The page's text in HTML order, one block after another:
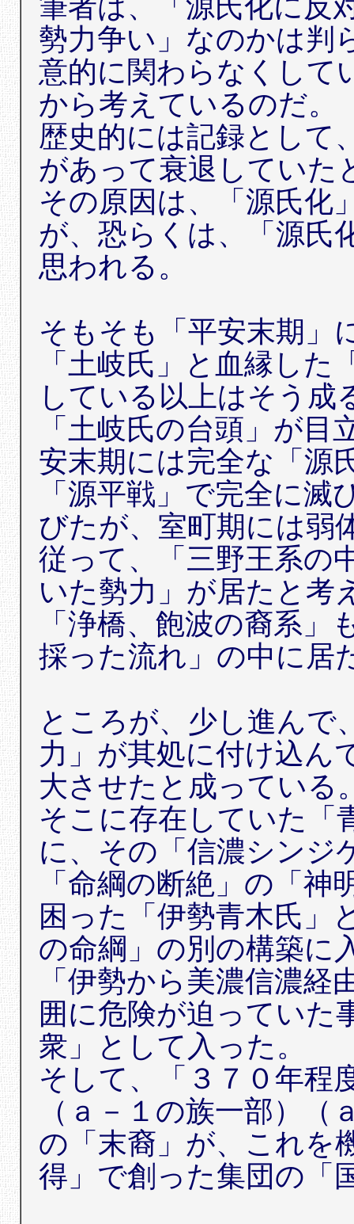
筆者は、「源氏化に反
勢力争い」なのかは判
意的に関わらなくして
から考えているのだ。
歴史的には記録として
があって衰退していた
その原因は、「源氏化
が、恐らくは、「源氏
思われる。
そもそも「平安末期」
「土岐氏」と血縁し
している以上はそう成
「土岐氏の台頭」が
安末期には完全な「源
「源平戦」で完全に
びたが、室町期には弱
従って、「三野王系の
いた勢力」が居たと考
「浄橋、飽波の裔系
採った流れ」の中に居
ところが、少し進んで
力」が其処に付け込ん
大させたと成っている
そこに存在していた「
に、その「信濃シンジ
「命綱の断絶」の「
困った「伊勢青木氏」
の命綱」の別の構築に
「伊勢から美濃信濃
囲に危険が迫っていた
衆」として入った。
そして、「３７０年程
（ａ－１の族一部）
の「末裔」が、これを
得」で創った集団の「